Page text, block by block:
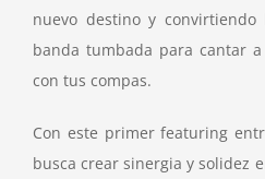
nuevo destino y
banda tumbada para cantar
con tus compas.
Con este primer featuring
busca crear sinergia y solidez